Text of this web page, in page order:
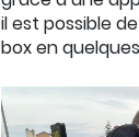
il est possible
box en